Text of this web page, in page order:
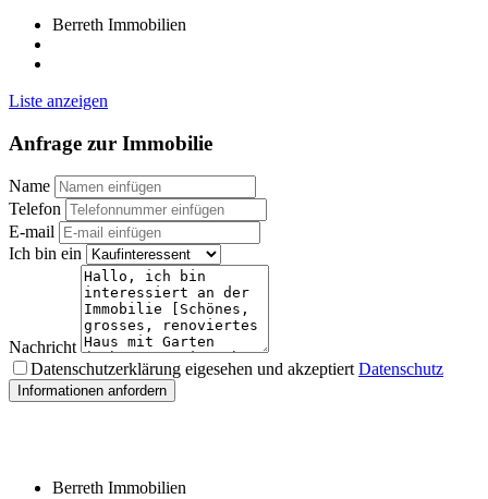
Berreth Immobilien
Liste anzeigen
Anfrage zur Immobilie
Name
Telefon
E-mail
Ich bin ein
Nachricht
Datenschutzerklärung eigesehen und akzeptiertDatenschutz
Informationen anfordern
Berreth Immobilien